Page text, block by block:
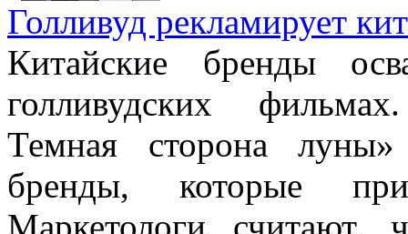
Голливуд рекламирует
Китайские бренды
голливудских
Темная сторона луны»
бренды, которые
Маркетологи считают,